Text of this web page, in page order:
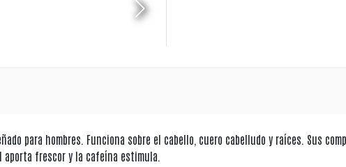
para hombres. Funciona sobre el cabello, cuero cabelludo y raíces. Sus
frescor y la cafeína estimula.